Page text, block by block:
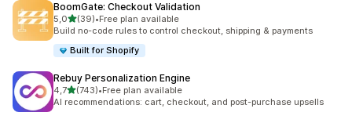
BoomGate: Checkout Validation
5,0stelle su 5
(39)
39 recensioni totali
•Free plan available
Build no-code rules to control checkout, shipping & payments
Built for Shopify
Rebuy Personalization Engine
4,7stelle su 5
(743)
743 recensioni totali
•Free plan available
AI recommendations: cart, checkout, and post-purchase upsells